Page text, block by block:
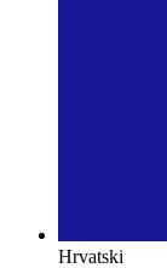
Hrvatski